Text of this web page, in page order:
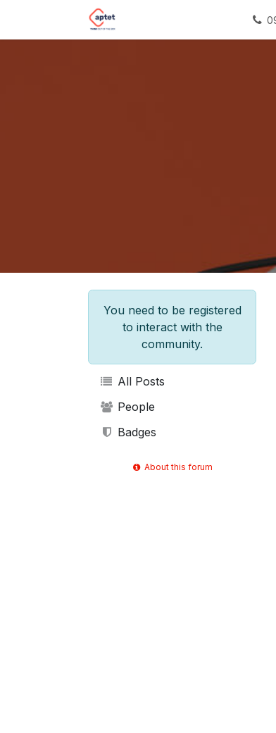
Impact
You need to be registered
to interact with the
community.
All Posts
People
Badges
About this forum